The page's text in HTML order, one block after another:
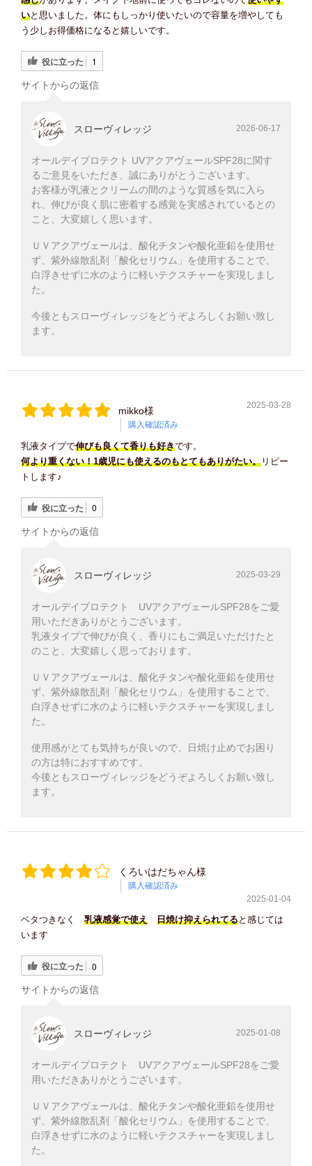
いと思いました。体にもしっかり使いたいので容量を増やしても
う少しお得価格になると嬉しいです。
役に立った 1
サイトからの返信
スローヴィレッジ 2026-06-17
オールデイプロテクト UVアクアヴェールSPF28に関す
るご意見をいただき、誠にありがとうございます。
お客様が乳液とクリームの間のような質感を気に入ら
れ、伸びが良く肌に密着する感覚を実感されているとの
こと、大変嬉しく思います。
ＵＶアクアヴェールは、酸化チタンや酸化亜鉛を使用せ
ず、紫外線散乱剤「酸化セリウム」を使用することで、
白浮きせずに水のように軽いテクスチャーを実現しまし
た。
今後ともスローヴィレッジをどうぞよろしくお願い致し
ます。
mikko様
購入確認済み
2025-03-28
乳液タイプで伸びも良くて香りも好きです。
何より重くない！1歳児にも使えるのもとてもありがたい。 リピー
トします♪
役に立った 0
サイトからの返信
スローヴィレッジ 2025-03-29
オールデイプロテクト UVアクアヴェールSPF28をご愛
用いただきありがとうございます。
乳液タイプで伸びが良く、香りにもご満足いただけたと
のこと、大変嬉しく思っております。
ＵＶアクアヴェールは、酸化チタンや酸化亜鉛を使用せ
ず、紫外線散乱剤「酸化セリウム」を使用することで、
白浮きせずに水のように軽いテクスチャーを実現しまし
た。
使用感がとても気持ちが良いので、日焼け止めでお困り
の方は特におすすめです。
今後ともスローヴィレッジをどうぞよろしくお願い致し
ます。
くろいはだちゃん様
購入確認済み
2025-01-04
ベタつきなく 乳液感覚で使え 日焼け抑えられてると感じては
います
役に立った 0
サイトからの返信
スローヴィレッジ 2025-01-08
オールデイプロテクト UVアクアヴェールSPF28をご愛
用いただきありがとうございます。
ＵＶアクアヴェールは、酸化チタンや酸化亜鉛を使用せ
ず、紫外線散乱剤「酸化セリウム」を使用することで、
白浮きせずに水のように軽いテクスチャーを実現しまし
た。